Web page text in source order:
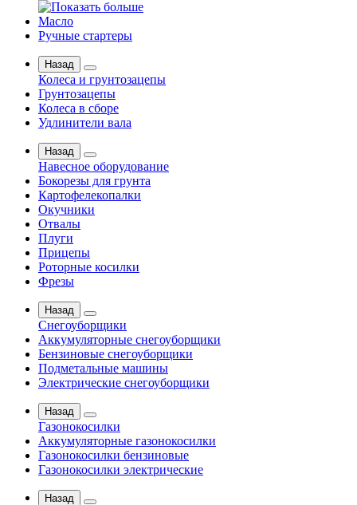
Масло
Ручные стартеры
Назад
Колеса и грунтозацепы
Грунтозацепы
Колеса в сборе
Удлинители вала
Назад
Навесное оборудование
Бокорезы для грунта
Картофелекопалки
Окучники
Отвалы
Плуги
Прицепы
Роторные косилки
Фрезы
Назад
Снегоуборщики
Аккумуляторные снегоуборщики
Бензиновые снегоуборщики
Подметальные машины
Электрические снегоуборщики
Назад
Газонокосилки
Аккумуляторные газонокосилки
Газонокосилки бензиновые
Газонокосилки электрические
Назад